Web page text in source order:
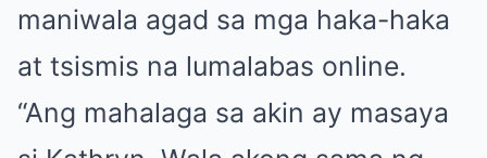
maniwala agad sa mga haka-haka
at tsismis na lumalabas online.
“Ang mahalaga sa akin ay masaya